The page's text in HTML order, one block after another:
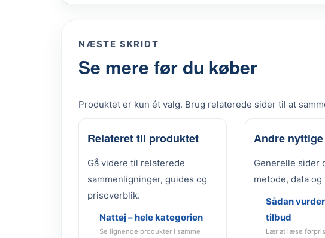
NÆSTE SKRIDT
Se mere før du køber
Produktet er kun ét valg. Brug relaterede sider til at
Relateret til produktet
Gå videre til relaterede
sammenligninger, guides og
prisoverblik.
Nattøj – hele kategorien
Se lignende produkter i samme
Andre
Generelle sider
metode, data og
Sådan
tilbud
Lær at læse